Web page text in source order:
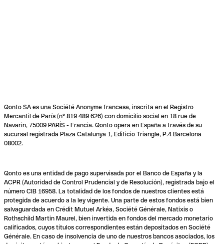
Qonto SA es una Société Anonyme francesa, inscrita en el Registro
Mercantil de París (n° 819 489 626) con domicilio social en 18 rue de
Navarin, 75009 PARÍS - Francia. Qonto opera en España a través de su
sucursal registrada Plaza Catalunya 1, Edificio Triangle, P.4 Barcelona
08002.
Qonto es una entidad de pago supervisada por el Banco de España y la
ACPR (Autoridad de Control Prudencial y de Resolución), registrada bajo el
número CIB 16958. La totalidad de los fondos de nuestros clientes está
protegida de acuerdo a la ley vigente. Una parte de estos fondos está bien
salvaguardada en Crédit Mutuel Arkéa, Société Générale, Natixis o
Rothschild Martin Maurel, bien invertida en fondos del mercado monetario
calificados, cuyos títulos correspondientes están depositados en Société
Générale. En caso de insolvencia de uno de nuestros bancos asociados, los